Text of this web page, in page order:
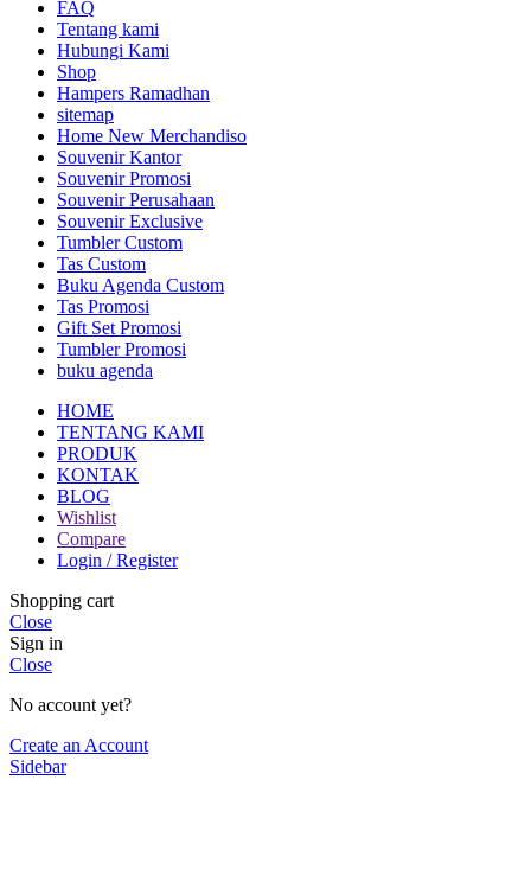
FAQ
Tentang kami
Hubungi Kami
Shop
Hampers Ramadhan
sitemap
Home New Merchandiso
Souvenir Kantor
Souvenir Promosi
Souvenir Perusahaan
Souvenir Exclusive
Tumbler Custom
Tas Custom
Buku Agenda Custom
Tas Promosi
Gift Set Promosi
Tumbler Promosi
buku agenda
HOME
TENTANG KAMI
PRODUK
KONTAK
BLOG
Wishlist
Compare
Login / Register
Shopping cart
Close
Sign in
Close
No account yet?
Create an Account
Sidebar